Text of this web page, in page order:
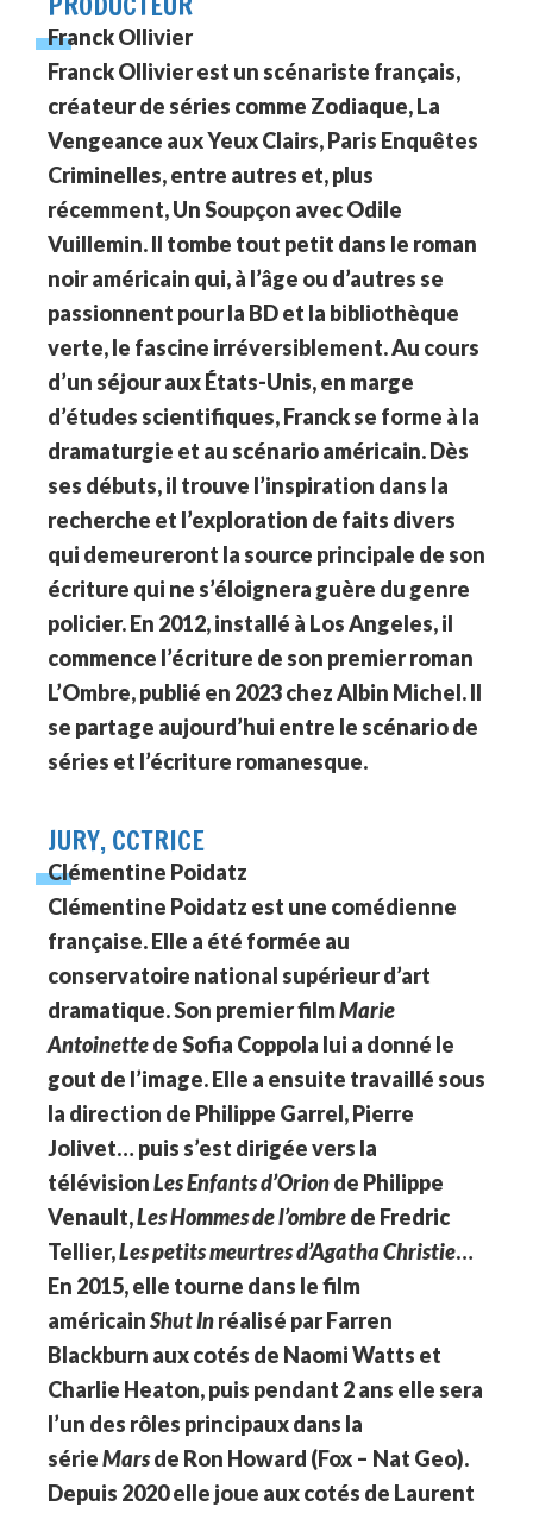
Franck Ollivier
Franck Ollivier est un scénariste français,
créateur de séries comme Zodiaque, La
Vengeance aux Yeux Clairs, Paris Enquêtes
Criminelles, entre autres et, plus
récemment, Un Soupçon avec Odile
Vuillemin. Il tombe tout petit dans le roman
noir américain qui, à l’âge ou d’autres se
passionnent pour la BD et la bibliothèque
verte, le fascine irréversiblement. Au cours
d’un séjour aux États-Unis, en marge
d’études scientifiques, Franck se forme à la
dramaturgie et au scénario américain. Dès
ses débuts, il trouve l’inspiration dans la
recherche et l’exploration de faits divers
qui demeureront la source principale de son
écriture qui ne s’éloignera guère du genre
policier. En 2012, installé à Los Angeles, il
commence l’écriture de son premier roman
L’Ombre, publié en 2023 chez Albin Michel. Il
se partage aujourd’hui entre le scénario de
séries et l’écriture romanesque.
JURY, CCTRICE
Clémentine Poidatz
Clémentine Poidatz est une comédienne
française. Elle a été formée au
conservatoire national supérieur d’art
dramatique. Son premier filmMarie
Antoinettede Sofia Coppola lui a donné le
gout de l’image. Elle a ensuite travaillé sous
la direction de Philippe Garrel, Pierre
Jolivet… puis s’est dirigée vers la
télévisionLes Enfants d’Orionde Philippe
Venault,Les Hommes de l’ombrede Fredric
Tellier,Les petits meurtres d’Agatha Christie…
En 2015, elle tourne dans le film
américainShut Inréalisé par Farren
Blackburn aux cotés de Naomi Watts et
Charlie Heaton, puis pendant 2 ans elle sera
l’un des rôles principaux dans la
sérieMarsde Ron Howard (Fox – Nat Geo).
Depuis 2020 elle joue aux cotés de Laurent